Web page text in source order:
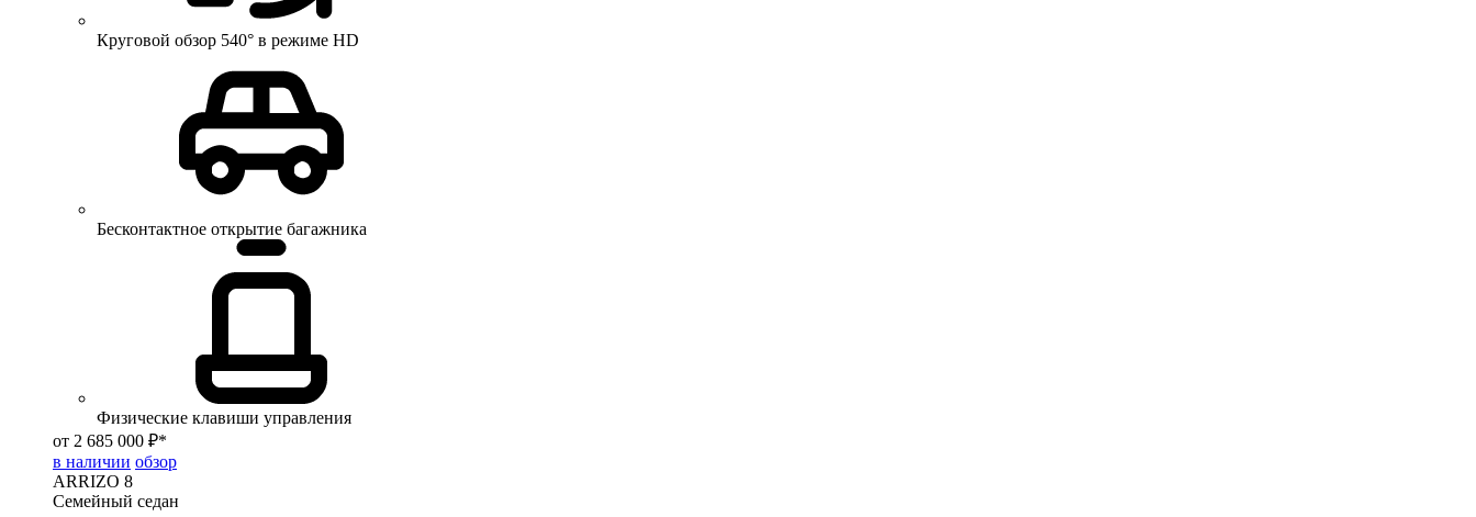
Круговой обзор 540° в режиме HD
Бесконтактное открытие багажника
Физические клавиши управления
от 2 685 000 ₽*
в наличии обзор
ARRIZO 8
Семейный седан